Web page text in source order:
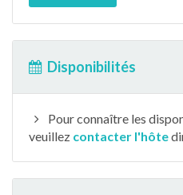
Disponibilités
Pour connaître les
veuillez contacter l'hôte